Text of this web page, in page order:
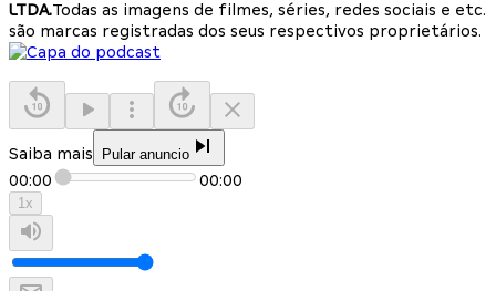
LTDA.Todas as imagens de filmes, séries, redes sociais e etc.
são marcas registradas dos seus respectivos proprietários.
Saiba mais Pular anuncio
00:00 00:00
1x